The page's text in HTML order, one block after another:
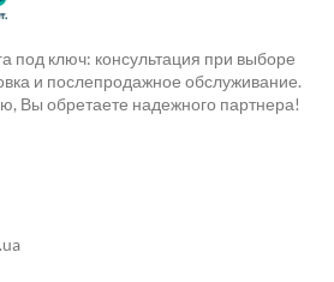
под ключ: консультация при выборе
и послепродажное обслуживание.
Вы обретаете надежного партнера!